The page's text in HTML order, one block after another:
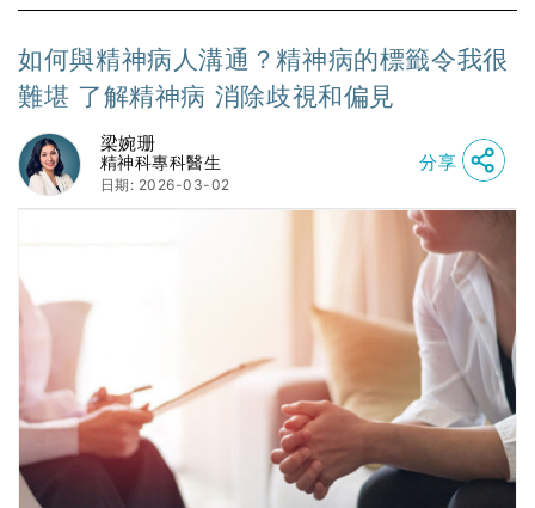
如何與精神病人溝通？精神病的標籤令我很
難堪 了解精神病 消除歧視和偏見
梁婉珊
精神科專科醫生
日期: 2026-03-02
分享